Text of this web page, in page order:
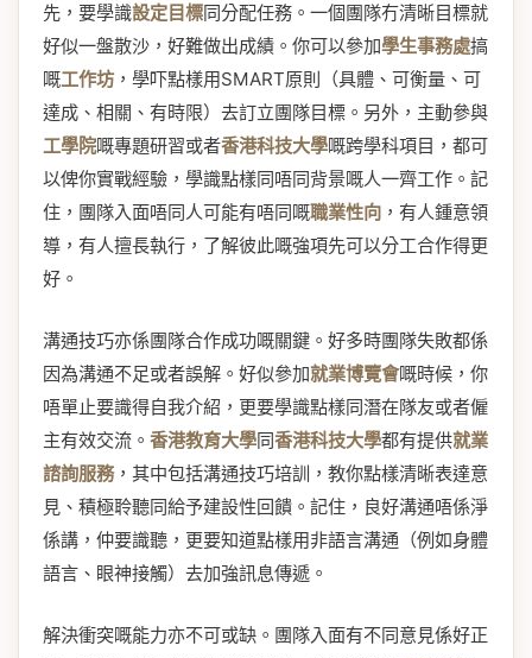
先，要學識設定目標同分配任務。一個團隊冇清晰目標就
好似一盤散沙，好難做出成績。你可以參加學生事務處搞
嘅工作坊，學吓點樣用SMART原則（具體、可衡量、可
達成、相關、有時限）去訂立團隊目標。另外，主動參與
工學院嘅專題研習或者香港科技大學嘅跨學科項目，都可
以俾你實戰經驗，學識點樣同唔同背景嘅人一齊工作。記
住，團隊入面唔同人可能有唔同嘅職業性向 ，有人鍾意領
導，有人擅長執行，了解彼此嘅強項先可以分工合作得更
好。
溝通技巧亦係團隊合作成功嘅關鍵。好多時團隊失敗都係
因為溝通不足或者誤解。好似參加就業博覽會嘅時候，你
唔單止要識得自我介紹，更要學識點樣同潛在隊友或者僱
主有效交流。 香港教育大學同香港科技大學都有提供就業
諮詢服務，其中包括溝通技巧培訓，教你點樣清晰表達意
見、積極聆聽同給予建設性回饋。記住，良好溝通唔係淨
係講，仲要識聽，更要知道點樣用非語言溝通（例如身體
語言、眼神接觸）去加強訊息傳遞。
解決衝突嘅能力亦不可或缺。團隊入面有不同意見係好正